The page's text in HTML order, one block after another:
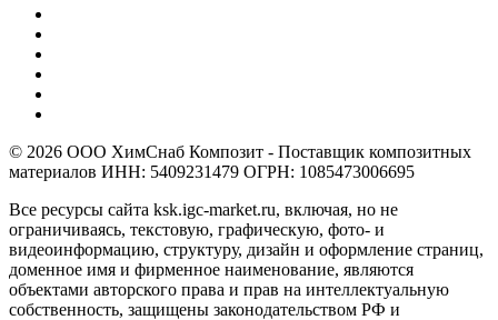
© 2026 ООО ХимСнаб Композит - Поставщик композитных
материалов ИНН: 5409231479 ОГРН: 1085473006695
Все ресурсы сайта ksk.igc-market.ru, включая, но не
ограничиваясь, текстовую, графическую, фото- и
видеоинформацию, структуру, дизайн и оформление страниц,
доменное имя и фирменное наименование, являются
объектами авторского права и прав на интеллектуальную
собственность, защищены законодательством РФ и